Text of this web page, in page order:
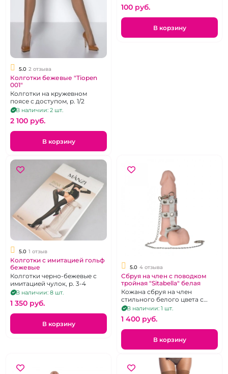
5.0 2 отзыва
Колготки бежевые "Tiopen
001"
Колготки на кружевном
поясе с доступом, р. 1/2
В наличии: 2 шт.
2 100 pуб.
В корзину
100 pуб.
В корзину
5.0 1 отзыв
Колготки с имитацией гольф
бежевые
Колготки черно-бежевые с
имитацией чулок, р. 3-4
В наличии: 8 шт.
1 350 pуб.
В корзину
5.0 4 отзыва
Сбруя на член с поводком
тройная "Sitabella" белая
Кожана сбруя на член
стильного белого цвета с
цепочкой-поводком и 3
ремешками
В наличии: 1 шт.
1 400 pуб.
В корзину